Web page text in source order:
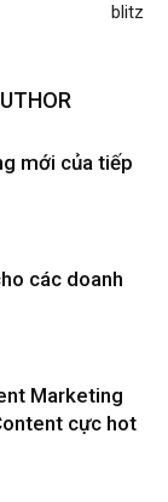
blitz
mới của tiếp
các doanh
Marketing
cực hot